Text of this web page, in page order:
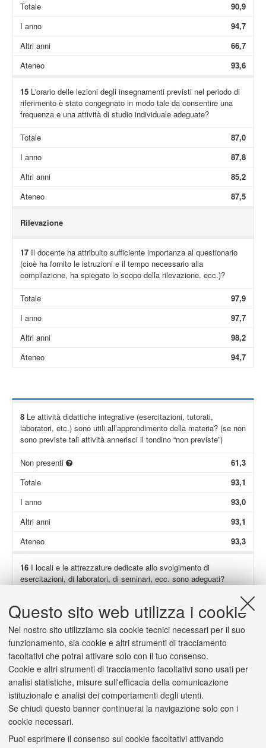
Questo sito web utilizza i cookie
Nel nostro sito utilizziamo sia cookie tecnici necessari per il suo
funzionamento, sia cookie e altri strumenti di tracciamento
facoltativi che potrai attivare solo con il tuo consenso.
Cookie e altri strumenti di tracciamento facoltativi sono usati per
analisi statistiche, misure sull'efficacia della comunicazione
istituzionale e analisi dei comportamenti degli utenti.
Se chiudi questo banner continuerai la navigazione solo con i
cookie necessari.
Puoi esprimere il consenso sui cookie facoltativi attivando
Totale
90,9
I anno
94,7
Altri anni
66,7
Ateneo
93,6
15L'orario delle lezioni degli insegnamenti previsti nel periodo di
riferimento è stato congegnato in modo tale da consentire una
frequenza e una attività di studio individuale adeguate?
Totale
87,0
I anno
87,8
Altri anni
85,2
Ateneo
87,5
Rilevazione
17Il docente ha attribuito sufficiente importanza al questionario
(cioè ha fornito le istruzioni e il tempo necessario alla
compilazione, ha spiegato lo scopo della rilevazione, ecc.)?
Totale
97,9
I anno
97,7
Altri anni
98,2
Ateneo
94,7
8Le attività didattiche integrative (esercitazioni, tutorati,
laboratori, etc.) sono utili all’apprendimento della materia? (se non
sono previste tali attività annerisci il tondino “non previste”)
Non presenti
61,3
Totale
93,1
I anno
93,0
Altri anni
93,1
Ateneo
93,3
16I locali e le attrezzature dedicate allo svolgimento di
esercitazioni, di laboratori, di seminari, ecc. sono adeguati?
87,7
Totale
95,7
I anno
Altri anni
Ateneo
2/a(Solo se hai risposto "decisamente no" o "più no che sì") Il